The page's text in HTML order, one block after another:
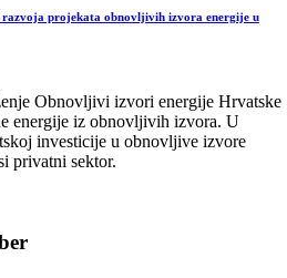
razvoja projekata obnovljivih izvora energije u
Obnovljivi izvori energije Hrvatske
energije iz obnovljivih izvora. U
investicije u obnovljive izvore
privatni sektor.